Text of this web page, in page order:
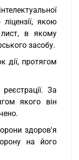
якою
лист, в якому
засобу.
дії, протягом
За
якого він
здоров'я
на його